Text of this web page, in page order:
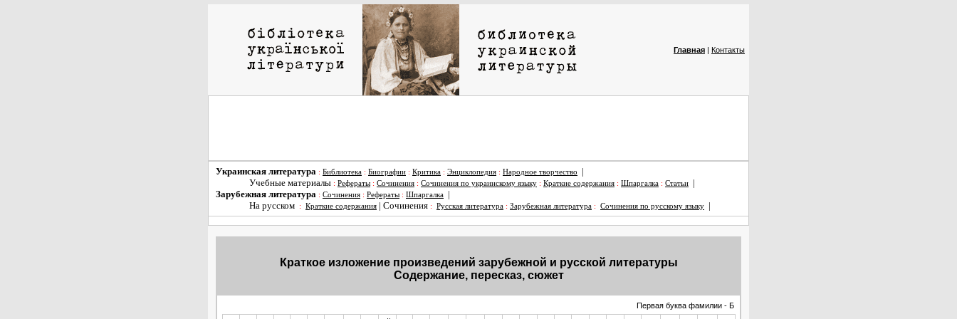
Главная | Контакты
Украинская литература : Библиотека : Биографии : Критика : Энциклопедия : Народное творчество
|
Учебные материалы : Рефераты : Сочинения : Сочинения по украинскому языку : Краткие содержания : Шпаргалка : Статьи
|
Зарубежная литература : Сочинения : Рефераты : Шпаргалка
|
На русском
: Краткие содержания | Сочинения : Русская литература : Зарубежная литература : Сочинения по русскому языку |
Краткое изложение произведений зарубежной и русской литературы
Содержание, пересказ, сюжет
Первая буква фамилии - Б